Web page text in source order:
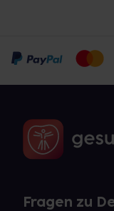
Fragen zu